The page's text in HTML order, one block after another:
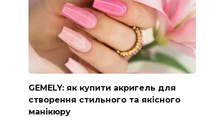
GEMELY: як купити акригель для
створення стильного та якісного
манікюру